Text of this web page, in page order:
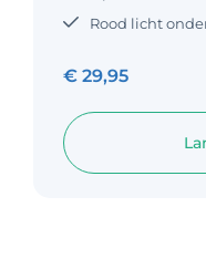
Rood licht
€ 29,95